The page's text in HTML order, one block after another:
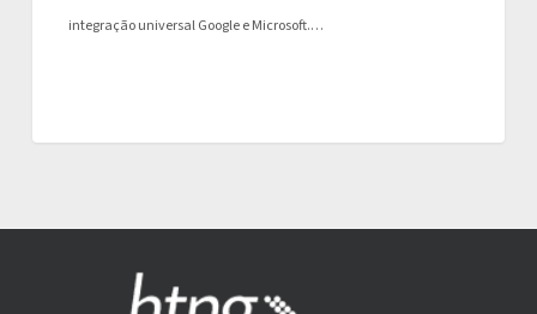
integração universal Google e Microsoft.…